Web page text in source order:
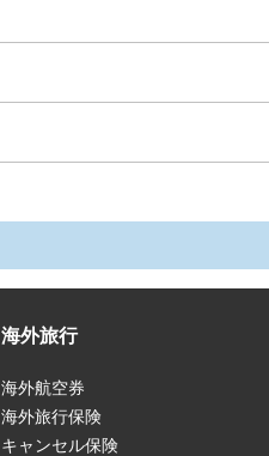
海外旅行
海外航空券
海外旅行保険
キャンセル保険